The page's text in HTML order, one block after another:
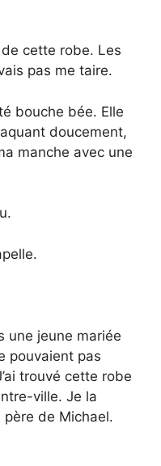
cette robe. Les
pas me taire.
bouche bée. Elle
doucement,
manche avec une
une jeune mariée
pouvaient pas
trouvé cette robe
ville. Je la
père de Michael.